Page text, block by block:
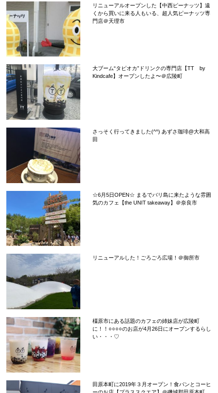
リニューアルオープンした【中西ピーナッツ】遠
くから買いに来る人もいる、超人気ピーナッツ専
門店＠天理市
大ブーム“タピオカ”ドリンクの専門店【TT by
Kindcafe】オープンしたよ〜＠広陵町
さっそく行ってきました(^^) あずさ珈琲@大和高
田
☆6月5日OPEN☆ まるでバリ島に来たような雰囲
気のカフェ【the UNIT takeaway】＠奈良市
リニューアルした！ごろごろ広場！＠御所市
橿原市にある話題のカフェの姉妹店が広陵町
に！！○○○○のお店が4月26日にオープンするらし
い・・・♡
田原本町に2019年３月オープン！食パンとコーヒ